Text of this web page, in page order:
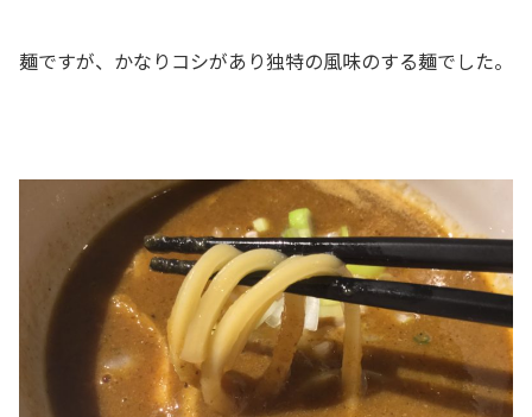
麺ですが、かなりコシがあり独特の風味のする麺でした。